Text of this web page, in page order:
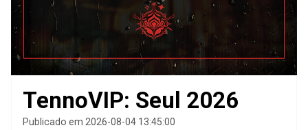
TennoVIP: Seul 2026
Publicado em 2026-08-04 13:45:00